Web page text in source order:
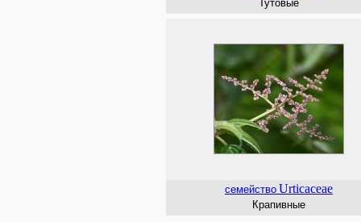
Тутовые
семейство Urticaceae
Крапивные